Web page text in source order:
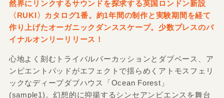
然界にリンクするサウンドを探求する英国ロンドン新設
〈RUKI〉カタログ1番。約1年間の制作と実験期間を経て
作り上げたオーガニックダンススケープ。少数プレスのバ
イナルオンリーリリース！
心地よく刻むトライバルパーカッションとダブベース、ア
ンビエントパッドがエフェクトで揺らめくアトモスフェリ
ックなディープダブハウス「Ocean Forest」
(sample1)。幻想的に抑揚するシンセアンビエンスを舞台